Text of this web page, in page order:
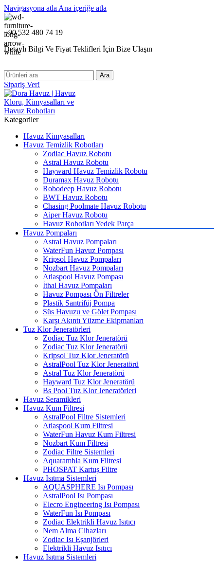
Navigasyona atla Ana içeriğe atla
+90 532 480 74 19
Detaylı Bilgi Ve Fiyat Teklifleri İçin Bize Ulaşın
Ara
Sipariş Ver!
Kategoriler
Havuz Kimyasalları
Havuz Temizlik Robotları
Zodiac Havuz Robotu
Astral Havuz Robotu
Hayward Havuz Temizlik Robotu
Duramax Havuz Robotu
Robodeep Havuz Robotu
BWT Havuz Robotu
Chasing Poolmate Havuz Robotu
Aiper Havuz Robotu
Havuz Robotları Yedek Parça
Havuz Pompaları
Astral Havuz Pompaları
WaterFun Havuz Pompası
Kripsol Havuz Pompaları
Nozbart Havuz Pompaları
Atlaspool Havuz Pompası
İthal Havuz Pompaları
Havuz Pompası Ön Filtreler
Plastik Santrifüj Pompa
Süs Havuzu ve Gölet Pompası
Karşı Akıntı Yüzme Ekipmanları
Tuz Klor Jeneratörleri
Zodiac Tuz Klor Jeneratörü
Zodiac Tuz Klor Jeneratörü
Kripsol Tuz Klor Jeneratörü
AstralPool Tuz Klor Jeneratörü
Astral Tuz Klor Jeneratörü
Hayward Tuz Klor Jeneratörü
Bs Pool Tuz Klor Jeneratörleri
Havuz Seramikleri
Havuz Kum Filtresi
AstralPool Filtre Sistemleri
Atlaspool Kum Filtresi
WaterFun Havuz Kum Filtresi
Nozbart Kum Filtresi
Zodiac Filtre Sistemleri
Aquarambla Kum Filtresi
PHOSPAT Kartuş Filtre
Havuz Isıtma Sistemleri
AQUASPHERE Isı Pompası
AstralPool Isı Pompası
Elecro Engineering Isı Pompası
WaterFun Isı Pompası
Zodiac Elektrikli Havuz Isıtıcı
Nem Alma Cihazları
Zodiac Isı Eşanjörleri
Elektrikli Havuz Isıtıcı
Havuz Isıtma Sistemleri